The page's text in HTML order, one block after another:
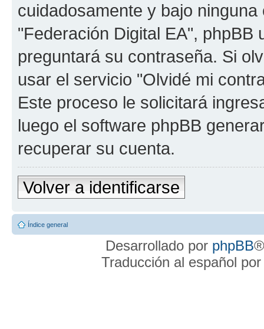
cuidadosamente y bajo
"Federación Digital EA",
preguntará su contraseña. Si
usar el servicio "Olvidé mi
Este proceso le solicitará
luego el software phpBB
recuperar su cuenta.
Volver a identificarse
Índice general
Desarrollado por phpBB
Traducción al español